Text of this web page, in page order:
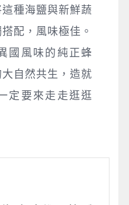
種海鹽與新鮮蔬
配，風味極佳。
國風味的純正蜂
自然共生，造就
定要來走走逛逛